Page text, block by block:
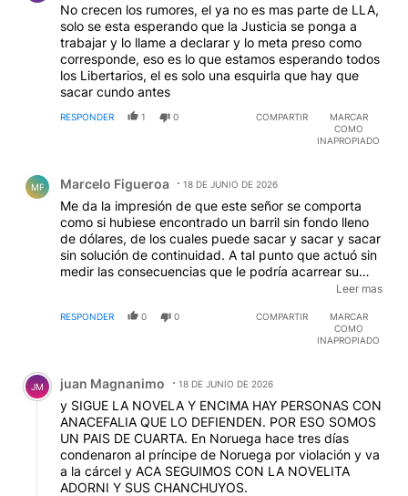
No crecen los rumores, el ya no es mas parte de LLA,
solo se esta esperando que la Justicia se ponga a
trabajar y lo llame a declarar y lo meta preso como
corresponde, eso es lo que estamos esperando todos
los Libertarios, el es solo una esquirla que hay que
sacar cundo antes
RESPONDER 1 0 COMPARTIR
MARCAR
COMO
INAPROPIADO
MF Marcelo Figueroa 18 DE JUNIO DE 2026
Me da la impresión de que este señor se comporta
como si hubiese encontrado un barril sin fondo lleno
de dólares, de los cuales puede sacar y sacar y sacar
sin solución de continuidad. A tal punto que actuó sin
medir las consecuencias que le podría acarrear su
desaforada conducta consumidora. De todas maneras
demuestre lo contrario, no hagamos como con Cristina
que está presa porque debería haber sabido que
Leer mas
RESPONDER 0 0 COMPARTIR
MARCAR
COMO
INAPROPIADO
Comentario de juan Magnanimo.
JM juan Magnanimo 18 DE JUNIO DE 2026
y SIGUE LA NOVELA Y ENCIMA HAY PERSONAS CON
ANACEFALIA QUE LO DEFIENDEN. POR ESO SOMOS
UN PAIS DE CUARTA. En Noruega hace tres días
condenaron al príncipe de Noruega por violación y va
a la cárcel y ACA SEGUIMOS CON LA NOVELITA
ADORNI Y SUS CHANCHUYOS.